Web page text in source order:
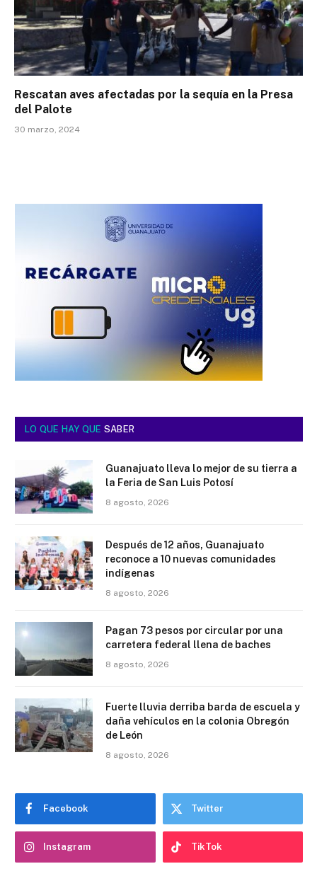
Rescatan aves afectadas por la sequía en la Presa
del Palote
30 marzo, 2024
LO QUE HAY QUE SABER
Guanajuato lleva lo mejor de su tierra a
la Feria de San Luis Potosí
8 agosto, 2026
Después de 12 años, Guanajuato
reconoce a 10 nuevas comunidades
indígenas
8 agosto, 2026
Pagan 73 pesos por circular por una
carretera federal llena de baches
8 agosto, 2026
Fuerte lluvia derriba barda de escuela y
daña vehículos en la colonia Obregón
de León
8 agosto, 2026
Facebook Twitter
Instagram TikTok